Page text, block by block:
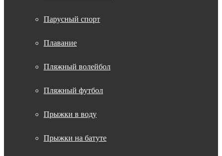
Парусный спорт
Плавание
Пляжный волейбол
Пляжный футбол
Прыжки в воду
Прыжки на батуте